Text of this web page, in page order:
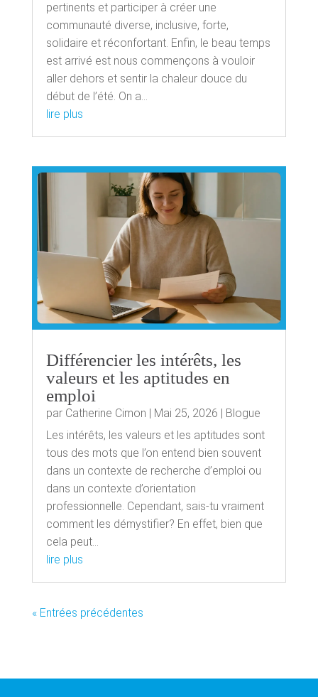
pertinents et participer à créer une
communauté diverse, inclusive, forte,
solidaire et réconfortant. Enfin, le beau temps
est arrivé est nous commençons à vouloir
aller dehors et sentir la chaleur douce du
début de l’été. On a...
lire plus
Différencier les intérêts, les
valeurs et les aptitudes en
emploi
par Catherine Cimon | Mai 25, 2026 | Blogue
Les intérêts, les valeurs et les aptitudes sont
tous des mots que l’on entend bien souvent
dans un contexte de recherche d’emploi ou
dans un contexte d’orientation
professionnelle. Cependant, sais-tu vraiment
comment les démystifier? En effet, bien que
cela peut...
lire plus
« Entrées précédentes